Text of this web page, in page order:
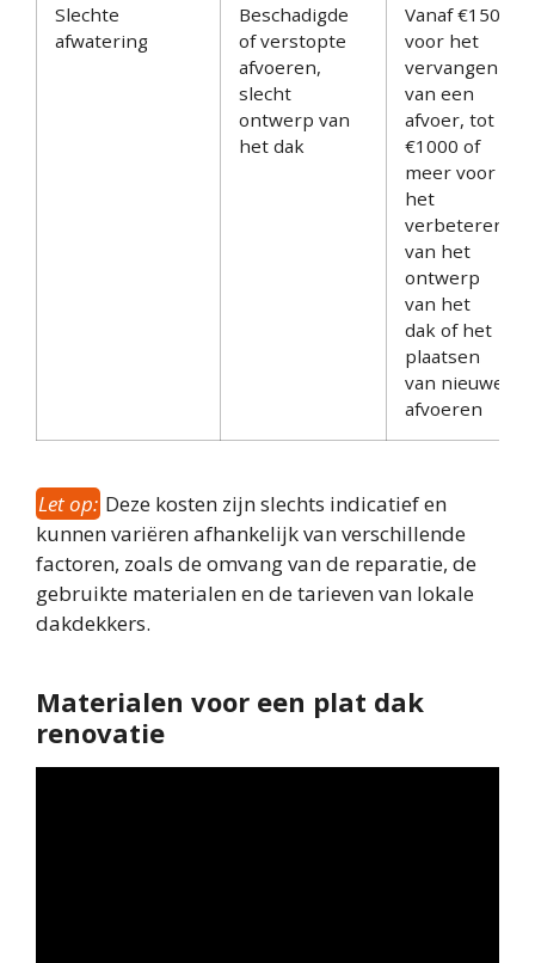
Slechte
afwatering
Beschadigde
of verstopte
afvoeren,
slecht
ontwerp van
het dak
Vanaf €150
voor het
vervangen
van een
afvoer, tot
€1000 of
meer voor
het
verbeteren
van het
ontwerp
van het
dak of het
plaatsen
van nieuwe
afvoeren
Let op: Deze kosten zijn slechts indicatief en
kunnen variëren afhankelijk van verschillende
factoren, zoals de omvang van de reparatie, de
gebruikte materialen en de tarieven van lokale
dakdekkers.
Materialen voor een plat dak
renovatie